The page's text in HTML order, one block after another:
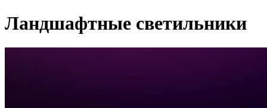
Ландшафтные светильники